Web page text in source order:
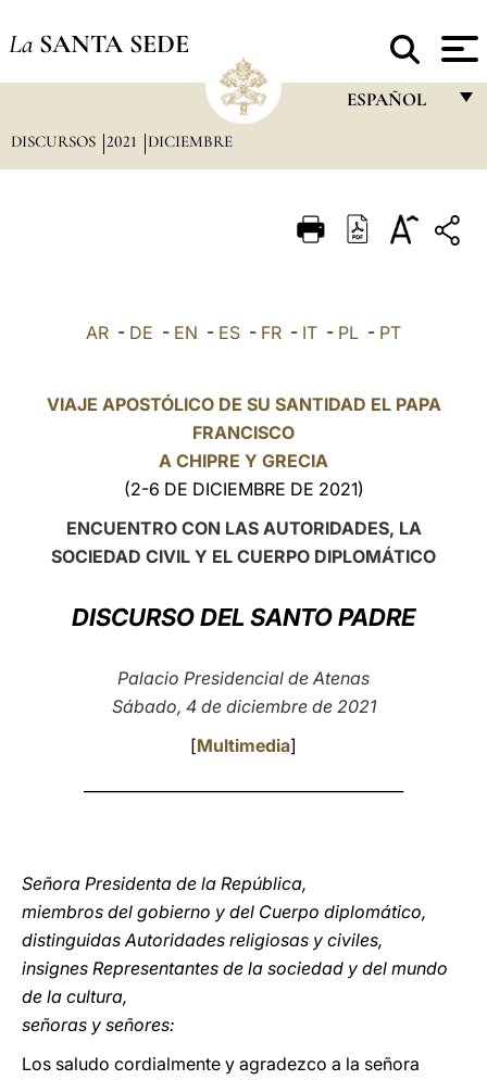
La SANTA SEDE
ESPAÑOL
ITALIANO
POLSKI
中文
LATINE
DISCURSOS 2021 DICIEMBRE
AR - DE - EN - ES - FR - IT - PL - PT
VIAJE APOSTÓLICO DE SU SANTIDAD EL PAPA
FRANCISCO
A CHIPRE Y GRECIA
(2-6 DE DICIEMBRE DE 2021)
ENCUENTRO CON LAS AUTORIDADES, LA
SOCIEDAD CIVIL Y EL CUERPO DIPLOMÁTICO
DISCURSO DEL SANTO PADRE
Palacio Presidencial de Atenas
Sábado, 4 de diciembre de 2021
[Multimedia]
Señora Presidenta de la República,
miembros del gobierno y del Cuerpo diplomático,
distinguidas Autoridades religiosas y civiles,
insignes Representantes de la sociedad y del mundo
de la cultura,
señoras y señores:
Los saludo cordialmente y agradezco a la señora